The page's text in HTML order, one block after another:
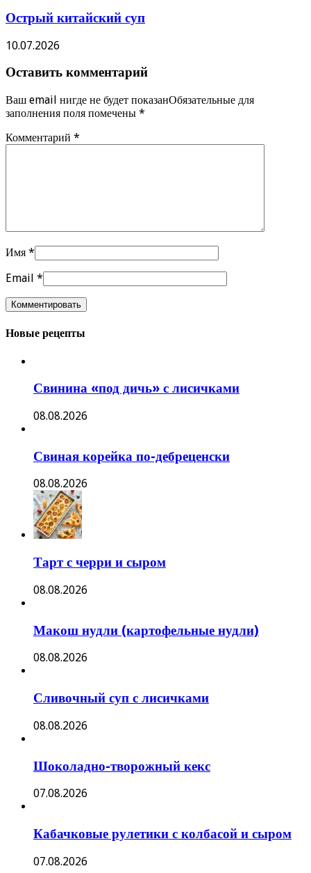
Острый китайский суп
10.07.2026
Оставить комментарий
Ваш email нигде не будет показанОбязательные для
заполнения поля помечены *
Комментарий *
Имя *
Email *
Новые рецепты
Свинина «под дичь» с лисичками
08.08.2026
Свиная корейка по-дебреценски
08.08.2026
Тарт с черри и сыром
08.08.2026
Макош нудли (картофельные нудли)
08.08.2026
Сливочный суп с лисичками
08.08.2026
Шоколадно-творожный кекс
07.08.2026
Кабачковые рулетики с колбасой и сыром
07.08.2026